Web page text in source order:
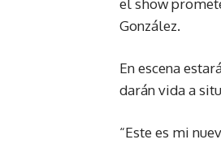
el show
González.
En escena
darán vida a
“Este es mi